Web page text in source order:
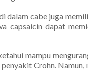
dalam cabe juga
capsaicin dapat
mampu
Crohn.